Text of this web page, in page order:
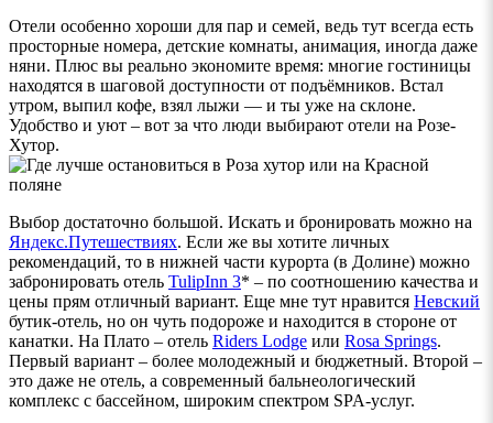
Отели особенно хороши для пар и семей, ведь тут всегда есть
просторные номера, детские комнаты, анимация, иногда даже
няни. Плюс вы реально экономите время: многие гостиницы
находятся в шаговой доступности от подъёмников. Встал
утром, выпил кофе, взял лыжи — и ты уже на склоне.
Удобство и уют – вот за что люди выбирают отели на Розе-
Хутор.
Выбор достаточно большой. Искать и бронировать можно на
Яндекс.Путешествиях. Если же вы хотите личных
рекомендаций, то в нижней части курорта (в Долине) можно
забронировать отель TulipInn 3* – по соотношению качества и
цены прям отличный вариант. Еще мне тут нравится Невский
бутик-отель, но он чуть подороже и находится в стороне от
канатки. На Плато – отель Riders Lodge или Rosa Springs.
Первый вариант – более молодежный и бюджетный. Второй –
это даже не отель, а современный бальнеологический
комплекс с бассейном, широким спектром SPA-услуг.